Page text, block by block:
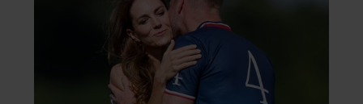
informatie die u aan ze heeft verstrekt of die ze hebben
verzameld op basis van uw gebruik van hun services. U
gaat akkoord met onze cookies als u onze website blijft